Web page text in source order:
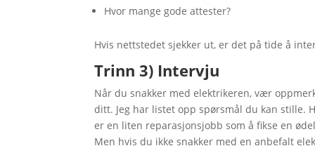
Hvor mange gode attester?
Hvis nettstedet sjekker ut, er det på tide å
Trinn 3) Intervju
Når du snakker med elektrikeren, vær
ditt. Jeg har listet opp spørsmål du kan stille.
er en liten reparasjonsjobb som å fikse en
Men hvis du ikke snakker med en anbefalt